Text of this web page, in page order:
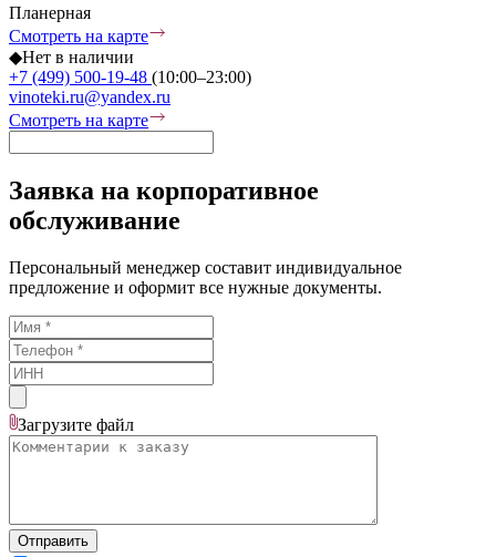
Планерная
Смотреть на карте
◆Нет в наличии
+7 (499) 500-19-48 (10:00–23:00)
vinoteki.ru@yandex.ru
Смотреть на карте
Заявка на корпоративное
обслуживание
Персональный менеджер составит индивидуальное
предложение и оформит все нужные документы.
Загрузите файл
Отправить